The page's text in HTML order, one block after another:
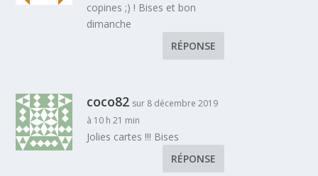
copines ;) ! Bises et bon
dimanche
RÉPONSE
coco82 sur 8 décembre 2019
à 10 h 21 min
Jolies cartes !!! Bises
RÉPONSE